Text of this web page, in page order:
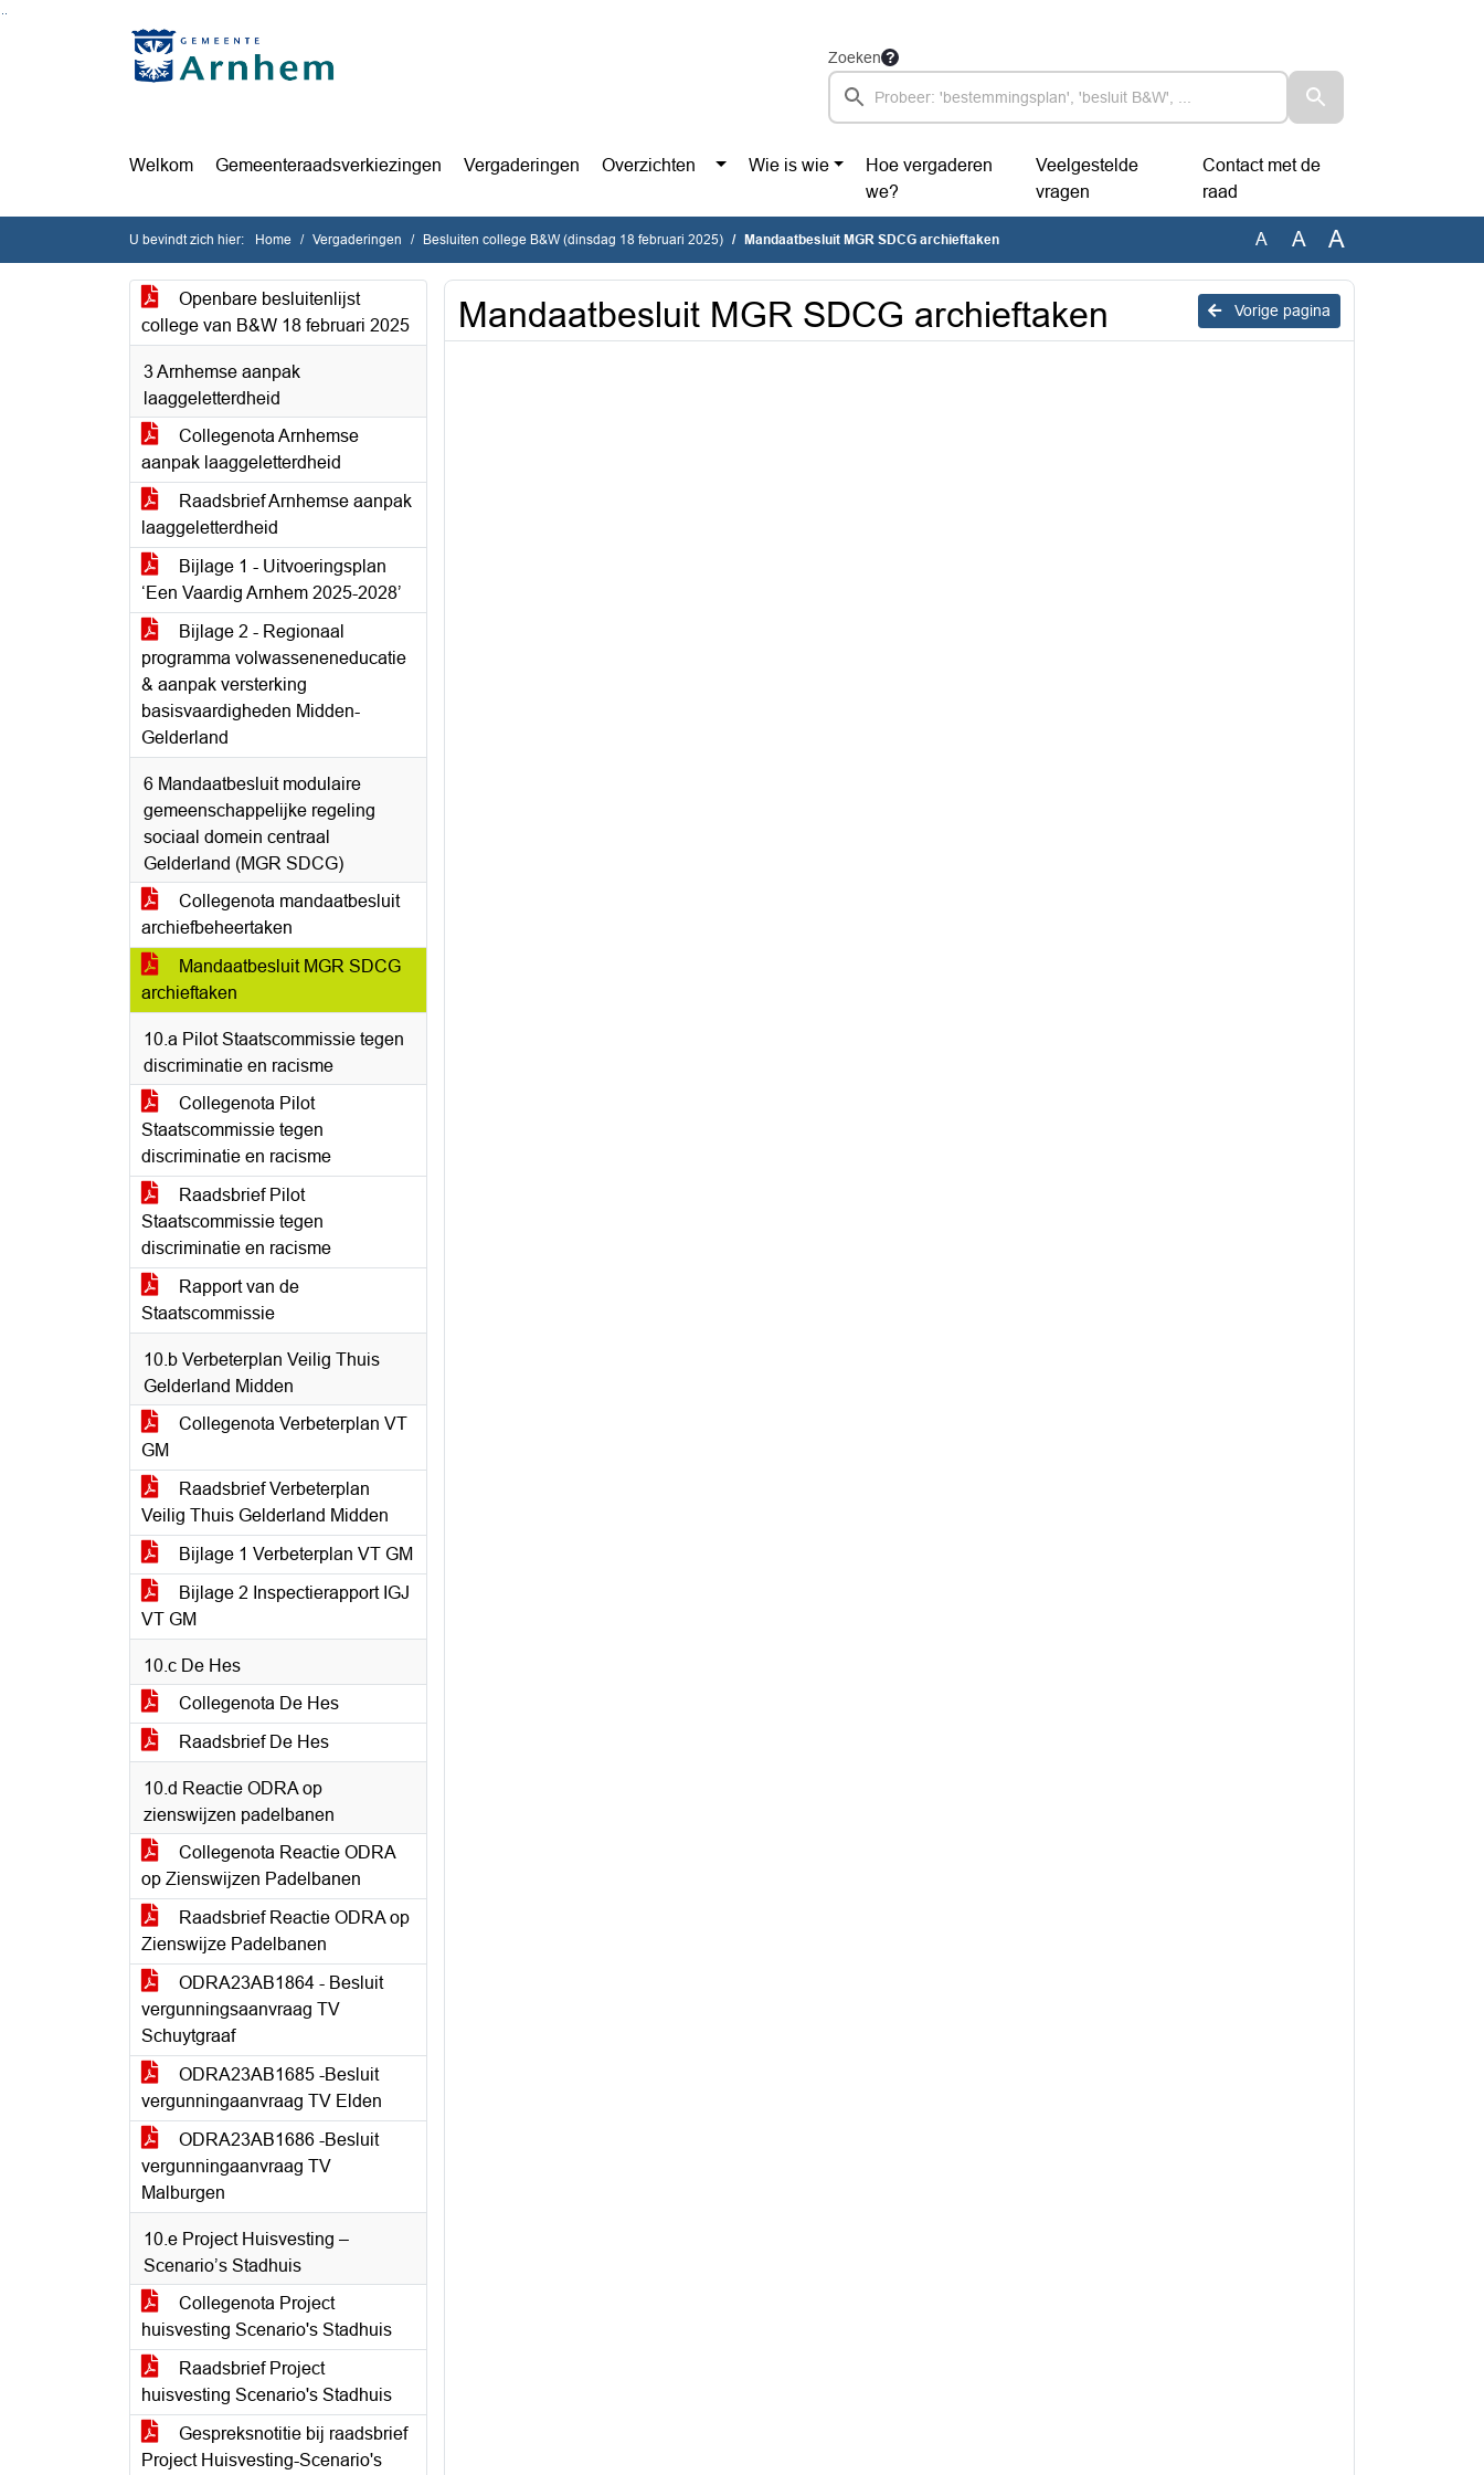
Ga naar de inhoud van deze pagina
Ga naar het zoeken
Ga naar het menu
Zoeken
Welkom Gemeenteraadsverkiezingen Vergaderingen Overzichten Wie is wie
Hoe vergaderen
we?
Veelgestelde
vragen
Contact met de
raad
U bevindt zich hier: Home Vergaderingen Besluiten college B&W (dinsdag 18 februari 2025) Mandaatbesluit MGR SDCG archieftaken A A A
Openbare besluitenlijst
college van B&W 18 februari 2025
3 Arnhemse aanpak
laaggeletterdheid
Collegenota Arnhemse
aanpak laaggeletterdheid
Raadsbrief Arnhemse aanpak
laaggeletterdheid
Bijlage 1 - Uitvoeringsplan
‘Een Vaardig Arnhem 2025-2028’
Bijlage 2 - Regionaal
programma volwasseneneducatie
& aanpak versterking
basisvaardigheden Midden-
Gelderland
6 Mandaatbesluit modulaire
gemeenschappelijke regeling
sociaal domein centraal
Gelderland (MGR SDCG)
Collegenota mandaatbesluit
archiefbeheertaken
Mandaatbesluit MGR SDCG
archieftaken
10.a Pilot Staatscommissie tegen
discriminatie en racisme
Collegenota Pilot
Staatscommissie tegen
discriminatie en racisme
Raadsbrief Pilot
Staatscommissie tegen
discriminatie en racisme
Rapport van de
Staatscommissie
10.b Verbeterplan Veilig Thuis
Gelderland Midden
Collegenota Verbeterplan VT
GM
Raadsbrief Verbeterplan
Veilig Thuis Gelderland Midden
Bijlage 1 Verbeterplan VT GM
Bijlage 2 Inspectierapport IGJ
VT GM
10.c De Hes
Collegenota De Hes
Raadsbrief De Hes
10.d Reactie ODRA op
zienswijzen padelbanen
Collegenota Reactie ODRA
op Zienswijzen Padelbanen
Raadsbrief Reactie ODRA op
Zienswijze Padelbanen
ODRA23AB1864 - Besluit
vergunningsaanvraag TV
Schuytgraaf
ODRA23AB1685 -Besluit
vergunningaanvraag TV Elden
ODRA23AB1686 -Besluit
vergunningaanvraag TV
Malburgen
10.e Project Huisvesting –
Scenario’s Stadhuis
Collegenota Project
huisvesting Scenario's Stadhuis
Raadsbrief Project
huisvesting Scenario's Stadhuis
Gespreksnotitie bij raadsbrief
Project Huisvesting-Scenario's
Vorige pagina
Mandaatbesluit MGR SDCG archieftaken